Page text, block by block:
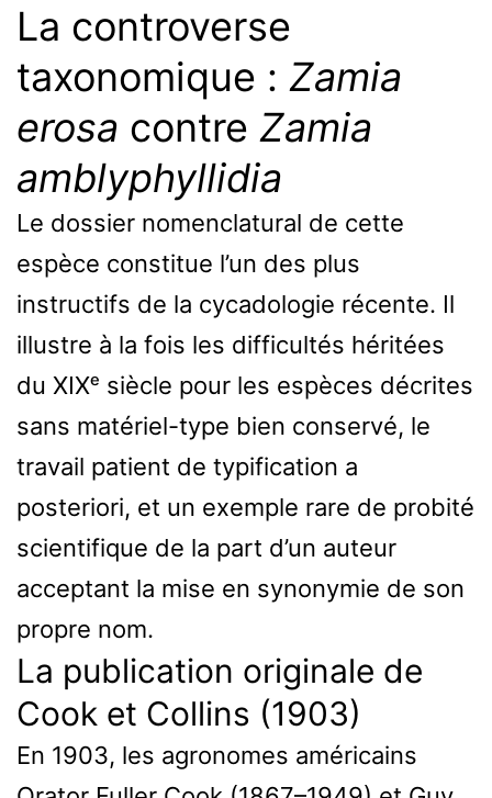
La controverse
taxonomique : Zamia
erosa contre Zamia
amblyphyllidia
Le dossier nomenclatural de cette
espèce constitue l’un des plus
instructifs de la cycadologie récente. Il
illustre à la fois les difficultés héritées
du XIXᵉ siècle pour les espèces décrites
sans matériel-type bien conservé, le
travail patient de typification a
posteriori, et un exemple rare de probité
scientifique de la part d’un auteur
acceptant la mise en synonymie de son
propre nom.
La publication originale de
Cook et Collins (1903)
En 1903, les agronomes américains